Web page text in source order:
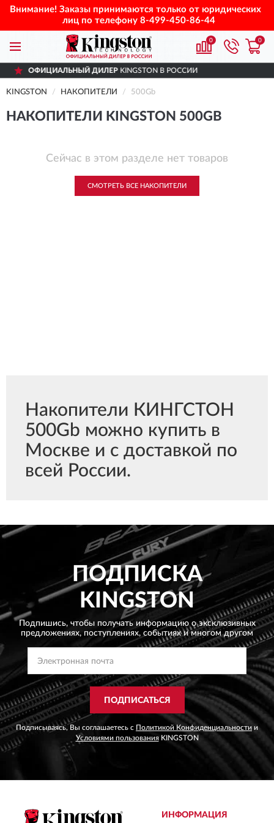
Внимание! Заказы принимаются только от юридических
лиц по телефону 8-499-450-86-44
0 0
ДИЛЕРKINGSTON В РОССИИ
KINGSTON НАКОПИТЕЛИ 500Gb
НАКОПИТЕЛИ KINGSTON 500GB
Сейчас в этом разделе нет товаров
СМОТРЕТЬ ВСЕ НАКОПИТЕЛИ
Накопители КИНГСТОН
500Gb можно купить в
Москве и с доставкой по
всей России.
ПОДПИСКА
KINGSTON
Подпишись, чтобы получать информацию о эксклюзивных
предложениях, поступлениях, событиях и многом другом
ПОДПИСАТЬСЯ
Подписываясь, Вы соглашаетесь с Политикой Конфиденциальности и
Условиями пользованияKINGSTON
ИНФОРМАЦИЯ